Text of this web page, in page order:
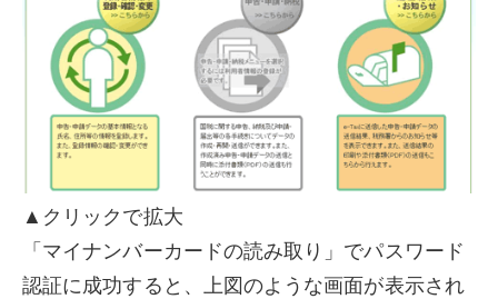
▲クリックで拡大
「マイナンバーカードの読み取り」でパスワード
認証に成功すると、上図のような画面が表示され